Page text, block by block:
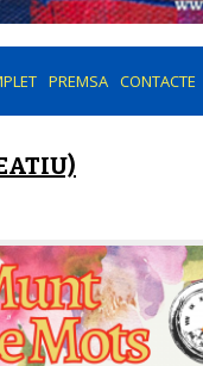
PREMSA CONTACTE